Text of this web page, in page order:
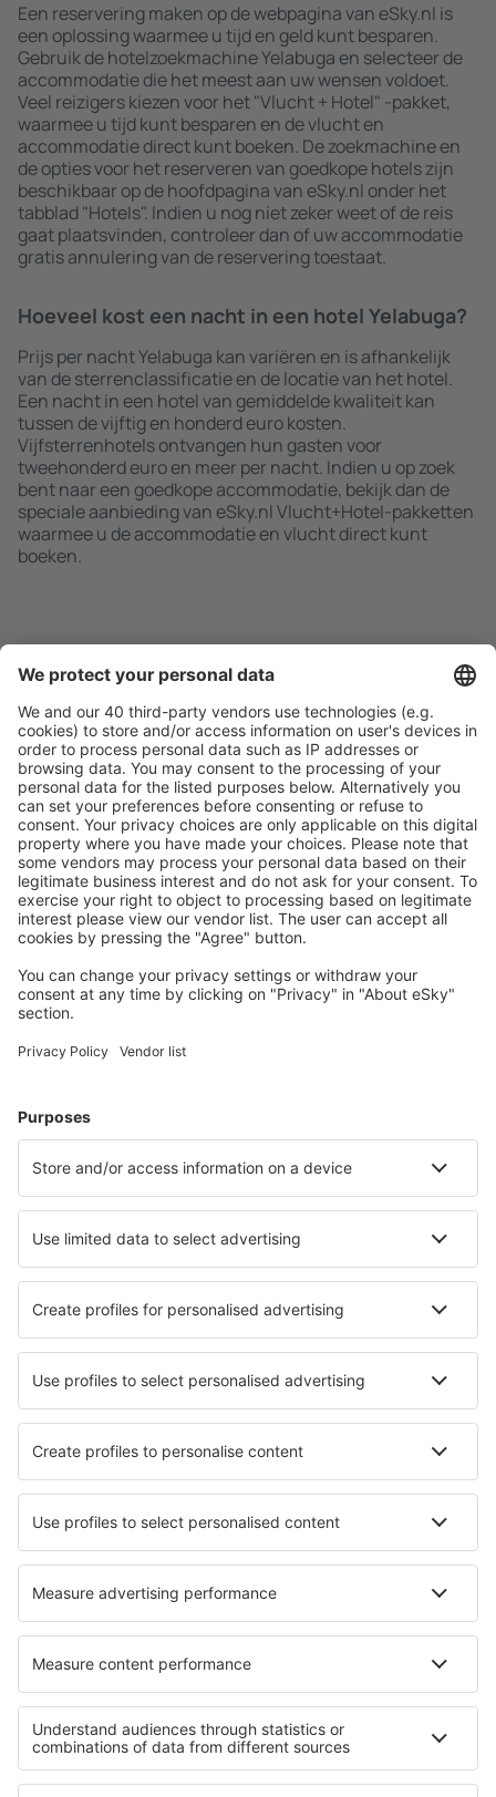
Een reservering maken op de webpagina van eSky.nl is
een oplossing waarmee u tijd en geld kunt besparen.
Gebruik de hotelzoekmachine Yelabuga en selecteer de
accommodatie die het meest aan uw wensen voldoet.
Veel reizigers kiezen voor het "Vlucht + Hotel" -pakket,
waarmee u tijd kunt besparen en de vlucht en
accommodatie direct kunt boeken. De zoekmachine en
de opties voor het reserveren van goedkope hotels zijn
beschikbaar op de hoofdpagina van eSky.nl onder het
tabblad "Hotels". Indien u nog niet zeker weet of de reis
gaat plaatsvinden, controleer dan of uw accommodatie
gratis annulering van de reservering toestaat.
Hoeveel kost een nacht in een hotel Yelabuga?
Prijs per nacht Yelabuga kan variëren en is afhankelijk
van de sterrenclassificatie en de locatie van het hotel.
Een nacht in een hotel van gemiddelde kwaliteit kan
tussen de vijftig en honderd euro kosten.
Vijfsterrenhotels ontvangen hun gasten voor
tweehonderd euro en meer per nacht. Indien u op zoek
bent naar een goedkope accommodatie, bekijk dan de
speciale aanbieding van eSky.nl Vlucht+Hotel-pakketten
waarmee u de accommodatie en vlucht direct kunt
boeken.
Zoek snel en gemakkelijk
Plan veilig
Zorgeloos boeken met gratiss annuleringsopties.
Bespaar meer
Reisaanbiedingen en speciale aanbiedingen voor
geregistreerde gebruikers.
Kies uit meer dan 1,3 miljoen accommodaties: hotels,
jeugdherbergen, appartementen en meer.
Hotels in Rusland - Populaire steden
Hotels Timiryazevskiy Hotels in Adler
Hotels in Archangelsk Hotels in Balashikha
Hotels in Korolev
Hotels in Fort Payne Hotels in Galion Hotels in Dimona
Hotels in Devikulam Hotels Fowlerville
Hotels in Tuchola Hotels in Chestertown
Hotels in Montalenghe
Beste hotels - regio's
Hotels imn Dalaman Regio Hotels in Wachau Valley